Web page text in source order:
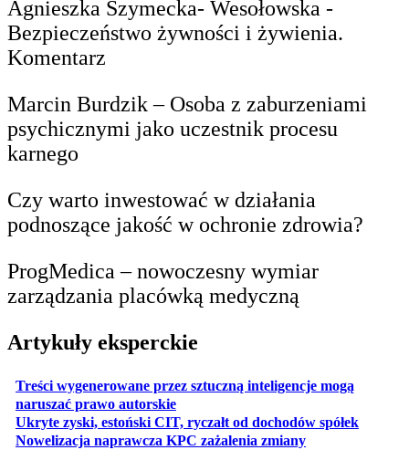
Agnieszka Szymecka- Wesołowska -
Bezpieczeństwo żywności i żywienia.
Komentarz
Marcin Burdzik – Osoba z zaburzeniami
psychicznymi jako uczestnik procesu
karnego
Czy warto inwestować w działania
podnoszące jakość w ochronie zdrowia?
ProgMedica – nowoczesny wymiar
zarządzania placówką medyczną
Artykuły eksperckie
Treści wygenerowane przez sztuczną inteligencje mogą
naruszać prawo autorskieotwiera się w nowej karcie
Ukryte zyski, estoński CIT, ryczałt od dochodów spółekotwiera
Nowelizacja naprawcza KPC zażalenia zmianyotwiera się w